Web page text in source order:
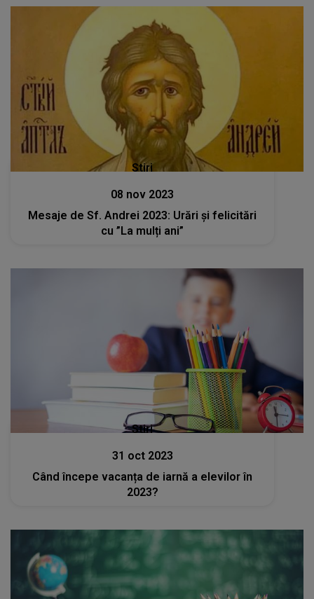
Stiri
08 nov 2023
Mesaje de Sf. Andrei 2023: Urări și felicitări
cu ”La mulți ani”
Stiri
31 oct 2023
Când începe vacanța de iarnă a elevilor în
2023?